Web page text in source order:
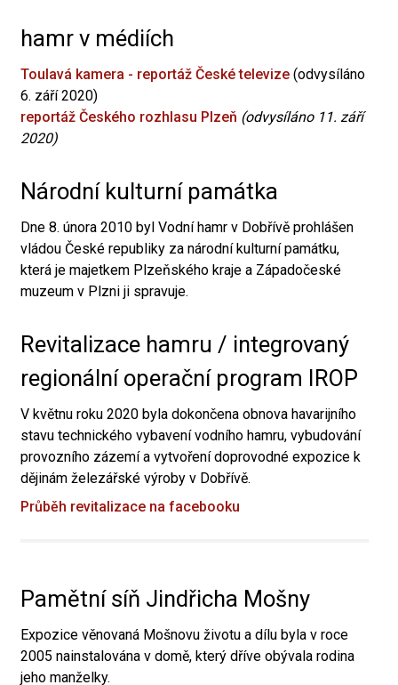
hamr v médiích
Toulavá kamera - reportáž České televize (odvysíláno
6. září 2020)
reportáž Českého rozhlasu Plzeň (odvysíláno 11. září
2020)
Národní kulturní památka
Dne 8. února 2010 byl Vodní hamr v Dobřívě prohlášen
vládou České republiky za národní kulturní památku,
která je majetkem Plzeňského kraje a Západočeské
muzeum v Plzni ji spravuje.
Revitalizace hamru / integrovaný
regionální operační program IROP
V květnu roku 2020 byla dokončena obnova havarijního
stavu technického vybavení vodního hamru, vybudování
provozního zázemí a vytvoření doprovodné expozice k
dějinám železářské výroby v Dobřívě.
Průběh revitalizace na facebooku
Pamětní síň Jindřicha Mošny
Expozice věnovaná Mošnovu životu a dílu byla v roce
2005 nainstalována v domě, který dříve obývala rodina
jeho manželky.